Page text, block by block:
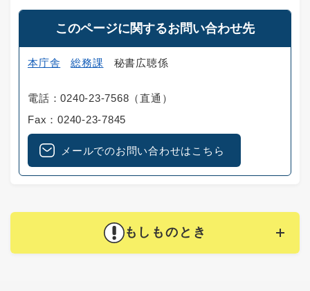
このページに関するお問い合わせ先
本庁舎 総務課 秘書広聴係
電話：0240-23-7568（直通）
Fax：0240-23-7845
メールでのお問い合わせはこちら
もしものとき